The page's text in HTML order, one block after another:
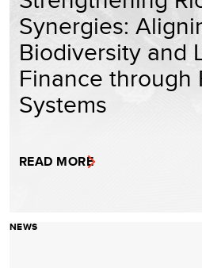
Synergies:
Biodiversity and
Finance through
Systems
READ MORE
NEWS